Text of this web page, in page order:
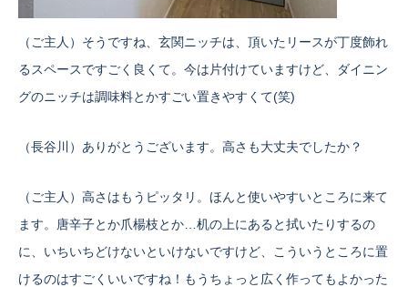
（ご主人）そうですね、玄関ニッチは、頂いたリースが丁度飾れ
るスペースですごく良くて。今は片付けていますけど、ダイニン
グのニッチは調味料とかすごい置きやすくて(笑)
（長谷川）ありがとうございます。高さも大丈夫でしたか？
（ご主人）高さはもうピッタリ。ほんと使いやすいところに来て
ます。唐辛子とか爪楊枝とか…机の上にあると拭いたりするの
に、いちいちどけないといけないですけど、こういうところに置
けるのはすごくいいですね！もうちょっと広く作ってもよかった